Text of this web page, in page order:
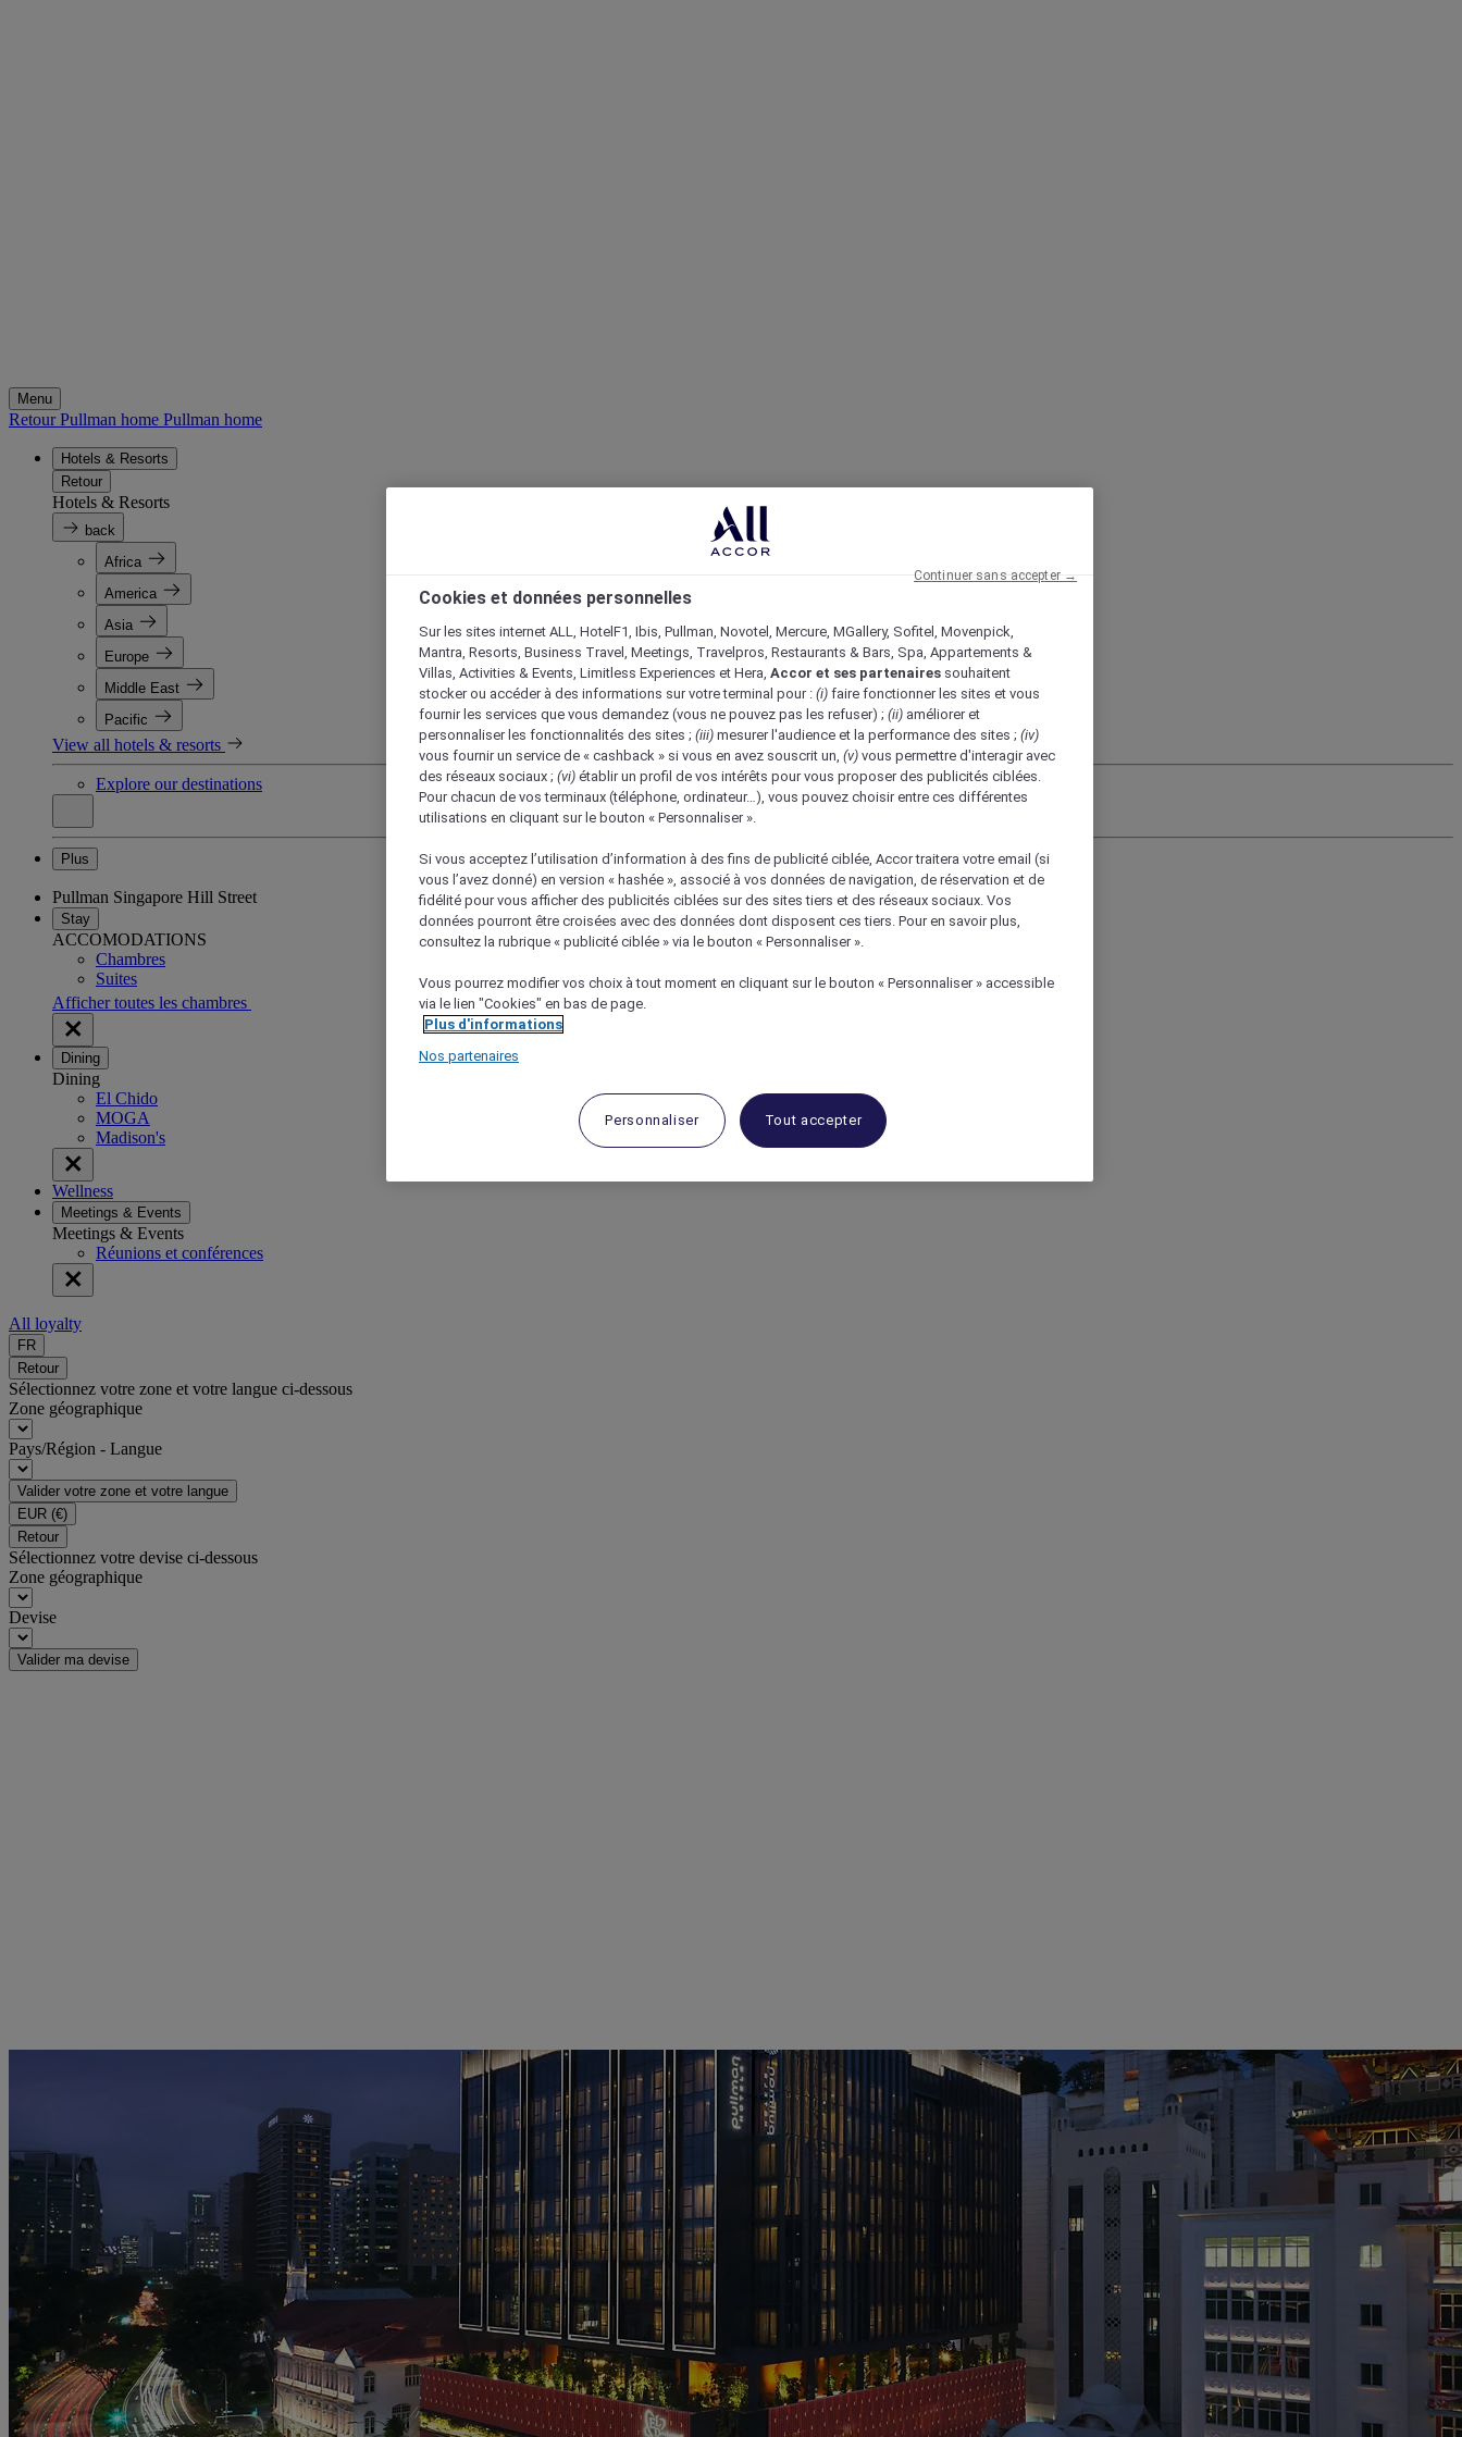
Menu
Retour Pullman home Pullman home
Hotels & Resorts
Retour
Hotels & Resorts
back
Africa
America
Asia
Europe
Middle East
Pacific
View all hotels & resorts
Explore our destinations
Plus
Pullman Singapore Hill Street
Stay
ACCOMODATIONS
Chambres
Suites
Afficher toutes les chambres
Dining
Dining
El Chido
MOGA
Madison's
Wellness
Meetings & Events
Meetings & Events
Réunions et conférences
All loyalty
FR
Retour
Sélectionnez votre zone et votre langue ci-dessous
Zone géographique
Pays/Région - Langue
Valider votre zone et votre langue
EUR (€)
Retour
Sélectionnez votre devise ci-dessous
Zone géographique
Devise
Valider ma devise
Cookies et données personnelles
Sur les sites internet ALL, HotelF1, Ibis, Pullman, Novotel, Mercure, MGallery, Sofitel, Movenpick,
Mantra, Resorts, Business Travel, Meetings, Travelpros, Restaurants & Bars, Spa, Appartements &
Villas, Activities & Events, Limitless Experiences et Hera, Accor et ses partenaires souhaitent
stocker ou accéder à des informations sur votre terminal pour : (i) faire fonctionner les sites et vous
fournir les services que vous demandez (vous ne pouvez pas les refuser) ; (ii) améliorer et
personnaliser les fonctionnalités des sites ; (iii) mesurer l'audience et la performance des sites ; (iv)
vous fournir un service de « cashback » si vous en avez souscrit un, (v) vous permettre d'interagir avec
des réseaux sociaux ; (vi) établir un profil de vos intérêts pour vous proposer des publicités ciblées.
Pour chacun de vos terminaux (téléphone, ordinateur…), vous pouvez choisir entre ces différentes
utilisations en cliquant sur le bouton « Personnaliser ».
Si vous acceptez l’utilisation d’information à des fins de publicité ciblée, Accor traitera votre email (si
vous l’avez donné) en version « hashée », associé à vos données de navigation, de réservation et de
fidélité pour vous afficher des publicités ciblées sur des sites tiers et des réseaux sociaux. Vos
données pourront être croisées avec des données dont disposent ces tiers. Pour en savoir plus,
consultez la rubrique « publicité ciblée » via le bouton « Personnaliser ».
Vous pourrez modifier vos choix à tout moment en cliquant sur le bouton « Personnaliser » accessible
via le lien "Cookies" en bas de page.
Plus d'informations
Nos partenaires
Personnaliser Tout accepter
Continuer sans accepter →